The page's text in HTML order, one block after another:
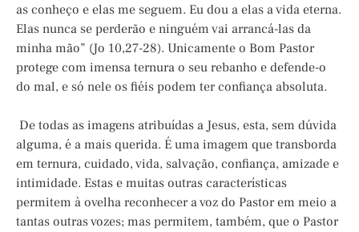
as conheço e elas me seguem. Eu dou a elas a vida eterna.
Elas nunca se perderão e ninguém vai arrancá-las da
minha mão” (Jo 10,27-28). Unicamente o Bom Pastor
protege com imensa ternura o seu rebanho e defende-o
do mal, e só nele os fiéis podem ter confiança absoluta.
De todas as imagens atribuídas a Jesus, esta, sem dúvida
alguma, é a mais querida. É uma imagem que transborda
em ternura, cuidado, vida, salvação, confiança, amizade e
intimidade. Estas e muitas outras características
permitem à ovelha reconhecer a voz do Pastor em meio a
tantas outras vozes; mas permitem, também, que o Pastor